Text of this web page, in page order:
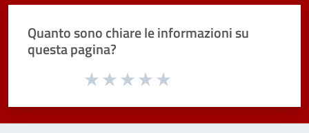
Quanto sono chiare le informazioni su
questa pagina?
Valuta da 1 a 5 stelle la pagina